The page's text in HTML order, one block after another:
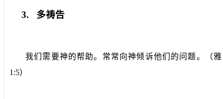
3. 多祷告
我们需要神的帮助。常常向神倾诉他们的问题。（雅
1:5）